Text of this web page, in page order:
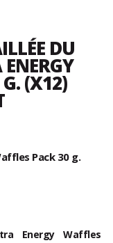
DU
(X12)
Pack 30 g.
Energy Waffles